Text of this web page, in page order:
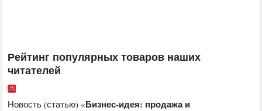
Рейтинг популярных товаров наших
читателей
Новость (статью) «Бизнес-идея: продажа и